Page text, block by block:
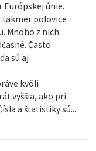
Európskej únie.
takmer polovice
Mnoho z nich
Často
sú aj
kvôli
vyššia, ako pri
a štatistiky sú...